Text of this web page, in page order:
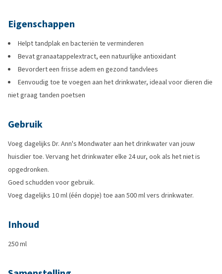
Eigenschappen
Helpt tandplak en bacteriën te verminderen
Bevat granaatappelextract, een natuurlijke antioxidant
Bevordert een frisse adem en gezond tandvlees
Eenvoudig toe te voegen aan het drinkwater, ideaal voor dieren die
niet graag tanden poetsen
Gebruik
Voeg dagelijks Dr. Ann's Mondwater aan het drinkwater van jouw
huisdier toe. Vervang het drinkwater elke 24 uur, ook als het niet is
opgedronken.
Goed schudden voor gebruik.
Voeg dagelijks 10 ml (één dopje) toe aan 500 ml vers drinkwater.
Inhoud
250 ml